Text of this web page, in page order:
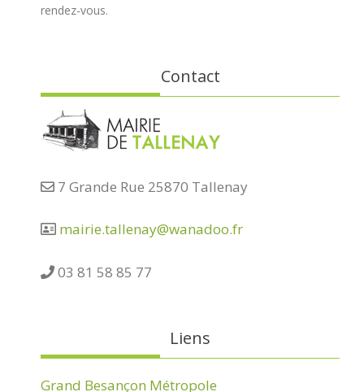
rendez-vous.
Contact
7 Grande Rue 25870 Tallenay
mairie.tallenay@wanadoo.fr
03 81 58 85 77
Liens
Grand Besançon Métropole